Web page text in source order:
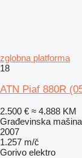
zglobna platforma
18
ATN Piaf 880R
2.500 € ≈ 4.888 KM
Građevinska
2007
1.257 m/č
Gorivo elektro